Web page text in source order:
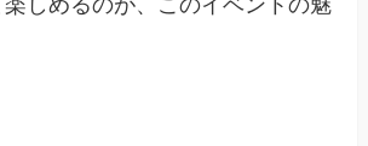
しめるのが、このイベントの魅